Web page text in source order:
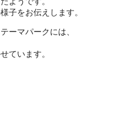
子をお伝えします。
ーマパークには、
ています。